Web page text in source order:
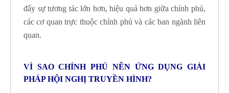
đẩy sự tương tác lớn hơn, hiệu quả hơn giữa chính phủ,
các cơ quan trực thuộc chính phủ và các ban ngành liên
quan.
VÌ SAO CHÍNH PHỦ NÊN ỨNG DỤNG GIẢI
PHÁP HỘI NGHỊ TRUYỀN HÌNH?